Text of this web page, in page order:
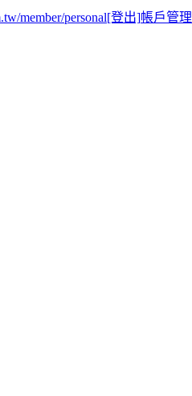
member/personal[登出]帳戶管理